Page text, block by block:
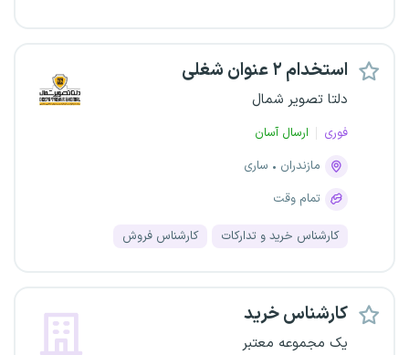
استخدام ۲ عنوان شغلی
دلتا تصویر شمال
فوری
ارسال آسان
مازندران
ساری
تمام وقت
کارشناس خرید و تدارکات کارشناس فروش
کارشناس خرید
یک مجموعه معتبر